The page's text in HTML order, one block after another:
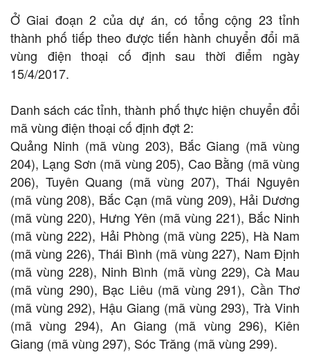
Ở Giai đoạn 2 của dự án, có tổng cộng 23 tỉnh
thành phố tiếp theo được tiến hành chuyển đổi mã
vùng điện thoại cố định sau thời điểm ngày
15/4/2017.
Danh sách các tỉnh, thành phố thực hiện chuyển đổi
mã vùng điện thoại cố định đợt 2:
Quảng Ninh (mã vùng 203), Bắc Giang (mã vùng
204), Lạng Sơn (mã vùng 205), Cao Bằng (mã vùng
206), Tuyên Quang (mã vùng 207), Thái Nguyên
(mã vùng 208), Bắc Cạn (mã vùng 209), Hải Dương
(mã vùng 220), Hưng Yên (mã vùng 221), Bắc Ninh
(mã vùng 222), Hải Phòng (mã vùng 225), Hà Nam
(mã vùng 226), Thái Bình (mã vùng 227), Nam Định
(mã vùng 228), Ninh Bình (mã vùng 229), Cà Mau
(mã vùng 290), Bạc Liêu (mã vùng 291), Cần Thơ
(mã vùng 292), Hậu Giang (mã vùng 293), Trà Vinh
(mã vùng 294), An Giang (mã vùng 296), Kiên
Giang (mã vùng 297), Sóc Trăng (mã vùng 299).